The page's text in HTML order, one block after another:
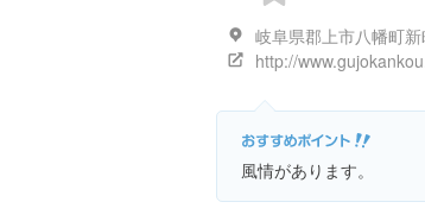
岐阜県郡上市八幡町
風情があります。